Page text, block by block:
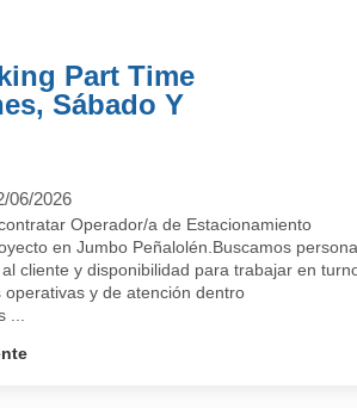
Part Time
Sábado Y
06/2026
Operador/a de Estacionamiento
en Jumbo Peñalolén.Buscamos
cliente y disponibilidad para trabajar en
y de atención dentro